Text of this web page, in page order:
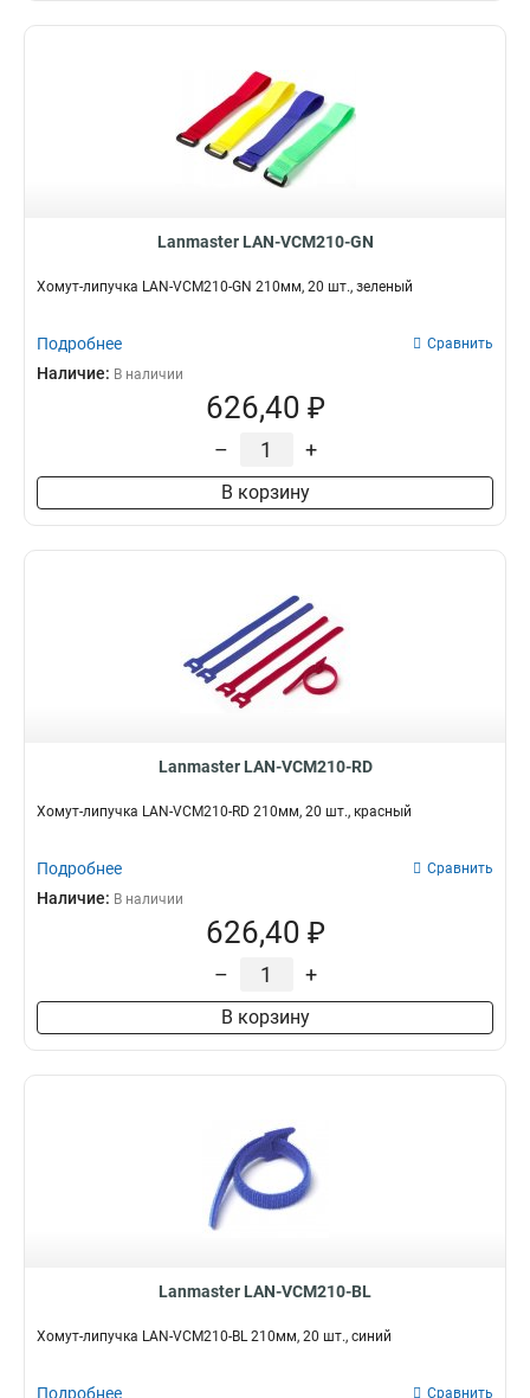
Lanmaster LAN-VCM210-GN
Хомут-липучка LAN-VCM210-GN 210мм, 20 шт., зеленый
Подробнее Сравнить
Наличие: В наличии
626,40 ₽
– +
В корзину
Lanmaster LAN-VCM210-RD
Хомут-липучка LAN-VCM210-RD 210мм, 20 шт., красный
Подробнее Сравнить
Наличие: В наличии
626,40 ₽
– +
В корзину
Lanmaster LAN-VCM210-BL
Хомут-липучка LAN-VCM210-BL 210мм, 20 шт., синий
Подробнее Сравнить